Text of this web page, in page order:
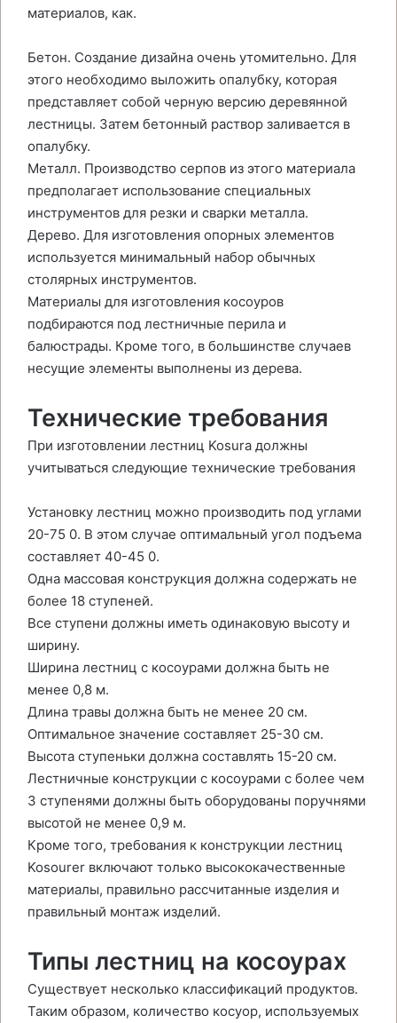
материалов, как.
Бетон. Создание дизайна очень утомительно. Для
этого необходимо выложить опалубку, которая
представляет собой черную версию деревянной
лестницы. Затем бетонный раствор заливается в
опалубку.
Металл. Производство серпов из этого материала
предполагает использование специальных
инструментов для резки и сварки металла.
Дерево. Для изготовления опорных элементов
используется минимальный набор обычных
столярных инструментов.
Материалы для изготовления косоуров
подбираются под лестничные перила и
балюстрады. Кроме того, в большинстве случаев
несущие элементы выполнены из дерева.
Технические требования
При изготовлении лестниц Kosura должны
учитываться следующие технические требования
Установку лестниц можно производить под углами
20-75 0. В этом случае оптимальный угол подъема
составляет 40-45 0.
Одна массовая конструкция должна содержать не
более 18 ступеней.
Все ступени должны иметь одинаковую высоту и
ширину.
Ширина лестниц с косоурами должна быть не
менее 0,8 м.
Длина травы должна быть не менее 20 см.
Оптимальное значение составляет 25-30 см.
Высота ступеньки должна составлять 15-20 см.
Лестничные конструкции с косоурами с более чем
3 ступенями должны быть оборудованы поручнями
высотой не менее 0,9 м.
Кроме того, требования к конструкции лестниц
Kosourer включают только высококачественные
материалы, правильно рассчитанные изделия и
правильный монтаж изделий.
Типы лестниц на косоурах
Существует несколько классификаций продуктов.
Таким образом, количество косуор, используемых